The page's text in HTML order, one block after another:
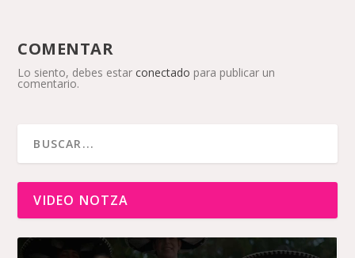
COMENTAR
Lo siento, debes estarconectado para publicar un
comentario.
VIDEO NOTZA